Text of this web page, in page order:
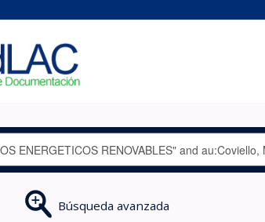
Búsqueda avanzada